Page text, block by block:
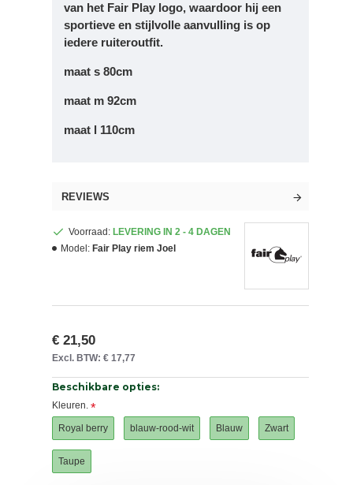
van het Fair Play logo, waardoor hij een
sportieve en stijlvolle aanvulling is op
iedere ruiteroutfit.
maat s 80cm
maat m 92cm
maat l 110cm
REVIEWS
Voorraad: LEVERING IN 2 - 4 DAGEN
Model: Fair Play riem Joel
€ 21,50
Excl. BTW: € 17,77
Beschikbare opties:
Kleuren.
Royal berry blauw-rood-wit Blauw Zwart
Taupe